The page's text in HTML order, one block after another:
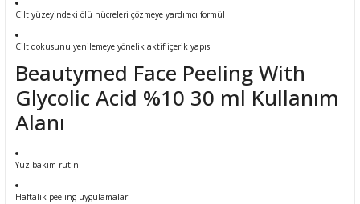
Cilt yüzeyindeki ölü hücreleri çözmeye yardımcı formül
Cilt dokusunu yenilemeye yönelik aktif içerik yapısı
Beautymed Face Peeling With
Glycolic Acid %10 30 ml Kullanım
Alanı
Yüz bakım rutini
Haftalık peeling uygulamaları